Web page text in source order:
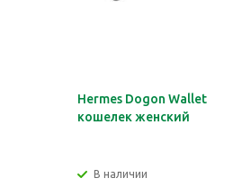
Hermes Dogon Wallet
кошелек женский
В наличии